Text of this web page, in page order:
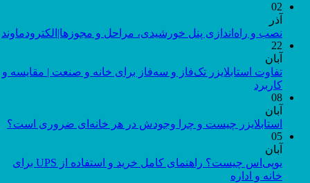
02
آذر
نصب و راه‌اندازی پنل خورشیدی، مراحل و مجوزها|الکترودماوند
22
آبان
تفاوت استابلایزر تک‌فاز و سه‌فاز برای خانه و صنعت | مقایسه و
کاربرد
08
آبان
استابلایزر چیست و چرا وجودش در هر خانه‌ای ضروری است؟
05
آبان
یوپی‌اس چیست؟ راهنمای کامل خرید و استفاده از UPS برای
خانه و اداره